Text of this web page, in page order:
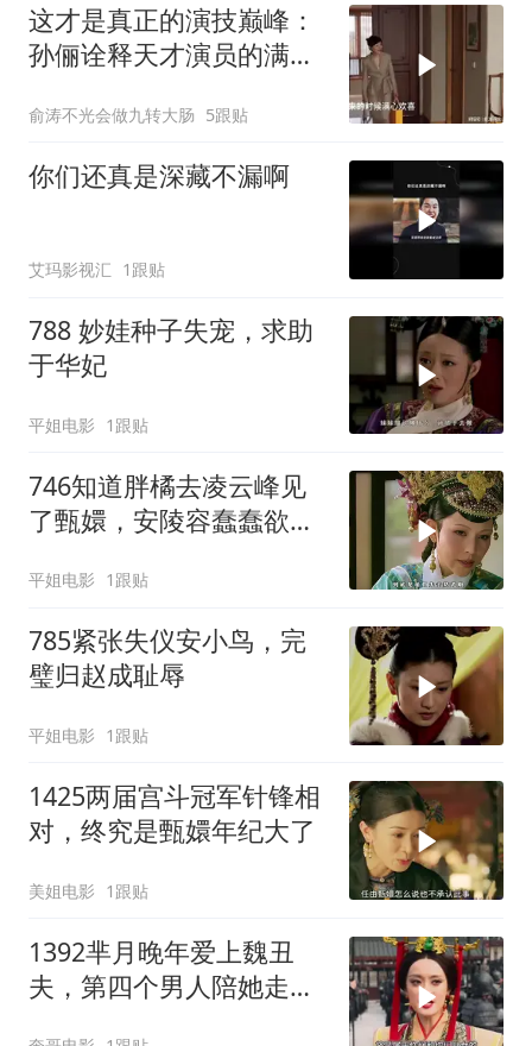
这才是真正的演技巅峰：
孙俪诠释天才演员的满分
俞涛不光会做九转大肠 5跟贴
你们还真是深藏不漏啊
艾玛影视汇 1跟贴
788 妙娃种子失宠，求助
于华妃
平姐电影 1跟贴
746知道胖橘去凌云峰见
了甄嬛，安陵容蠢蠢欲
什么好大问题好看计划 #
因为一个片段看了整部剧
#抖音二创激励计划
平姐电影 1跟贴
785紧张失仪安小鸟，完
璧归赵成耻辱
平姐电影 1跟贴
1425两届宫斗冠军针锋相
对，终究是甄嬛年纪大了
美姐电影 1跟贴
1392芈月晚年爱上魏丑
夫，第四个男人陪她走完